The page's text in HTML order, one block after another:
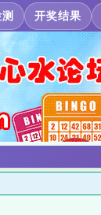
开奖结果